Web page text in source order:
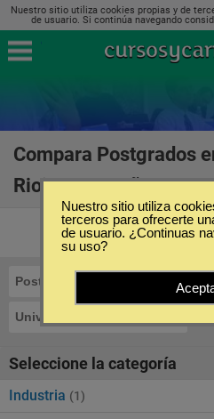
Nuestro sitio utiliza cookies propias y de
de usuario. Si continúa navegando
Compara Postgrados
Rioja en España
Postgrados
Universidad de La Rioja
Seleccione la categoría
Industria (1)
Nuestro sitio utiliza
terceros para ofrecerte
de usuario. ¿Continuas
su uso?